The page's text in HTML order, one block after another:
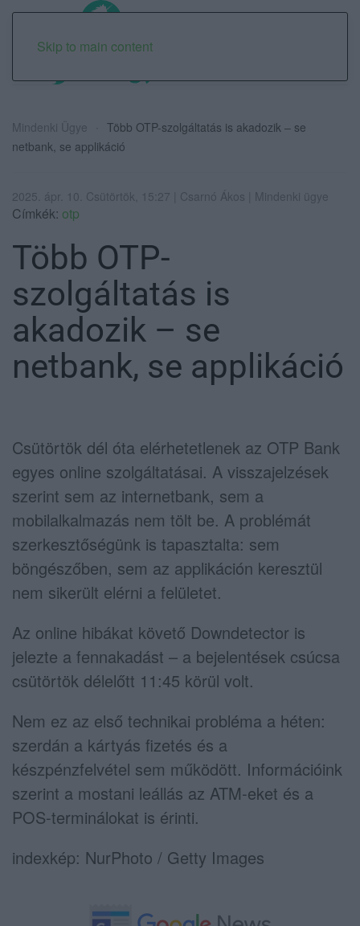
Skip to main content
Mindenki Ügye
Több OTP-szolgáltatás is akadozik – se
netbank, se applikáció
2025. ápr. 10. Csütörtök, 15:27 | Csarnó Ákos | Mindenki ügye
Címkék: otp
Több OTP-
szolgáltatás is
akadozik – se
netbank, se applikáció
Csütörtök dél óta elérhetetlenek az OTP Bank
egyes online szolgáltatásai. A visszajelzések
szerint sem az internetbank, sem a
mobilalkalmazás nem tölt be. A problémát
szerkesztőségünk is tapasztalta: sem
böngészőben, sem az applikáción keresztül
nem sikerült elérni a felületet.
Az online hibákat követő Downdetector is
jelezte a fennakadást – a bejelentések csúcsa
csütörtök délelőtt 11:45 körül volt.
Nem ez az első technikai probléma a héten:
szerdán a kártyás fizetés és a
készpénzfelvétel sem működött. Információink
szerint a mostani leállás az ATM-eket és a
POS-terminálokat is érinti.
indexkép: NurPhoto / Getty Images